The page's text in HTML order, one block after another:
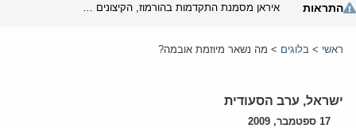
התראות
ראשי > בלוגים > מה נשאר מיוזמת אובמה?
ישראל, ערב הסעודית
17 ספטמבר, 2009